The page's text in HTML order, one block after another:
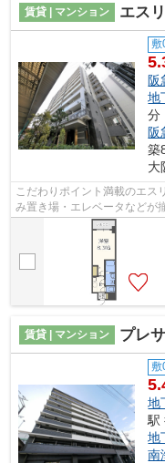
賃貸 | マンション エス
敷
阪
地
分
阪
築
大
こだわりポイント満載のエス
み置き場・エレベータなどが
こちらの物件はマンションで
賃貸 | マンション プレ
敷
地
駅
地
南